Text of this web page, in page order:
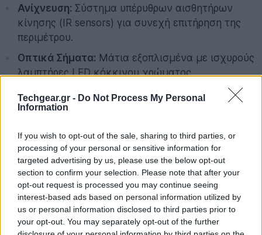
Techgear.gr - Do Not Process My Personal
Information
If you wish to opt-out of the sale, sharing to third parties, or
processing of your personal or sensitive information for
targeted advertising by us, please use the below opt-out
section to confirm your selection. Please note that after your
opt-out request is processed you may continue seeing
interest-based ads based on personal information utilized by
us or personal information disclosed to third parties prior to
your opt-out. You may separately opt-out of the further
Ανίχνευση: Σύστημα υπέρυθρων αισθητήρων
κίνησης (IR sensors) για συνεχή επιτήρηση της
περιμέτρου.
Οπτικά Σήματα: Μάτια εξοπλισμένα με ισχυρούς
λαμπτήρες LED κόκκινου χρώματος.
Ηχητικό Σύστημα:Ενσωματωμένο ηχείο ικανό να
παράγει ήχο έως 90 decibel.
προεγγεγραμμένων ήχων (γαυγίσματα,
πυροβολισμοί, ανθρώπινες φωνές, βρυχηθμοί
μηχανών) για την αποφυγή εξοικείωσης των
ζώων με ένα συγκεκριμένο μοτίβο.
Μηχανική Κίνηση:Ενεργός μηχανισμός
περιστροφής και κλίσης του λαιμού.